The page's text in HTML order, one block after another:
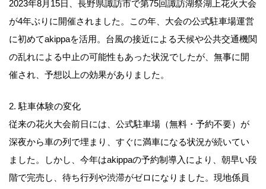
2023年8月15日、長野県諏訪市で第75回諏訪湖祭湖上花火大会
が4年ぶりに開催されました。この年、大会の公式駐車場運営
に初めてakippaを活用。台風の接近による天候や公共交通機関
の乱れによる中止の可能性もあった状況でしたが、無事に開
催され、予想以上の効果がありました。
2. 駐車体験の変化
従来の花火大会前日には、公式駐車場（無料・予約不要）が
深夜から車の列で埋まり、すぐに満車になる状況が続いてい
ました。しかし、今年はakippaの予約制導入により、朝早い段
階で完売し、待ち行列や渋滞がゼロになりました。現地係員